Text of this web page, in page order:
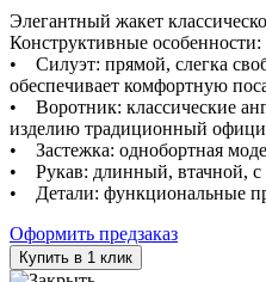
Элегантный жакет
Конструктивные особенности:
• Силуэт: прямой, слегка
обеспечивает комфортную
• Воротник: классические
изделию традиционный
• Застежка: однобортная
• Рукав: длинный, втачной, с
• Детали: функциональные
Оформить предзаказ
Купить в 1 клик